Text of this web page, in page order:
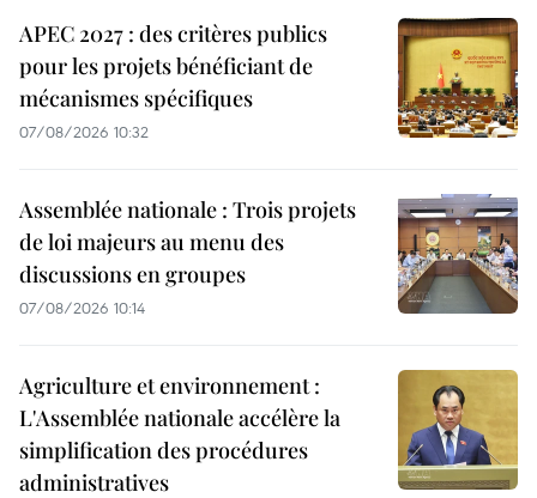
APEC 2027 : des critères publics
pour les projets bénéficiant de
mécanismes spécifiques
07/08/2026 10:32
Assemblée nationale : Trois projets
de loi majeurs au menu des
discussions en groupes
07/08/2026 10:14
Agriculture et environnement :
L'Assemblée nationale accélère la
simplification des procédures
administratives